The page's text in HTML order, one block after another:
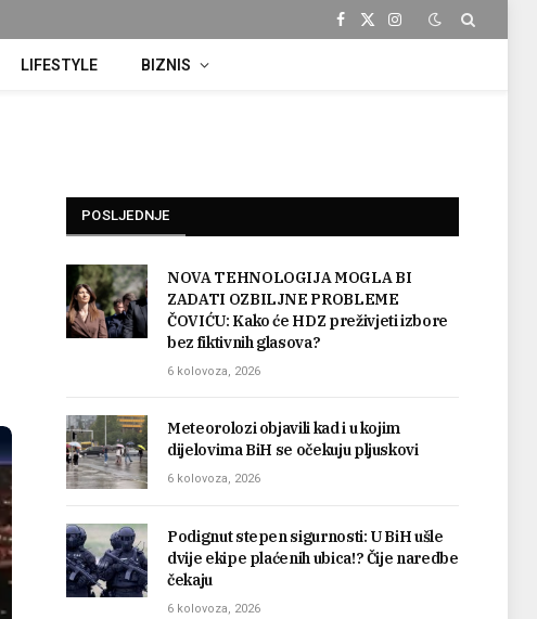
Facebook
X
Instagram
LIFESTYLE BIZNIS
POSLJEDNJE
NOVA TEHNOLOGIJA MOGLA BI
ZADATI OZBILJNE PROBLEME
ČOVIĆU: Kako će HDZ preživjeti izbore
bez fiktivnih glasova?
6 kolovoza, 2026
Meteorolozi objavili kad i u kojim
dijelovima BiH se očekuju pljuskovi
6 kolovoza, 2026
Podignut stepen sigurnosti: U BiH ušle
dvije ekipe plaćenih ubica!? Čije naredbe
čekaju
6 kolovoza, 2026